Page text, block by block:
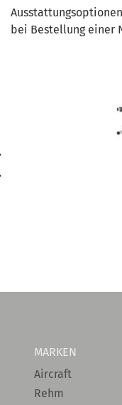
bei Bestellung einer
MARKEN
Aircraft
Rehm